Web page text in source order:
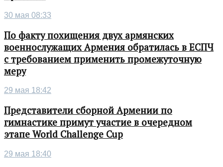
30 мая 08:33
По факту похищения двух армянских
военнослужащих Армения обратилась в ЕСПЧ
с требованием применить промежуточную
меру
29 мая 18:42
Представители сборной Армении по
гимнастике примут участие в очередном
этапе World Challenge Cup
29 мая 18:40